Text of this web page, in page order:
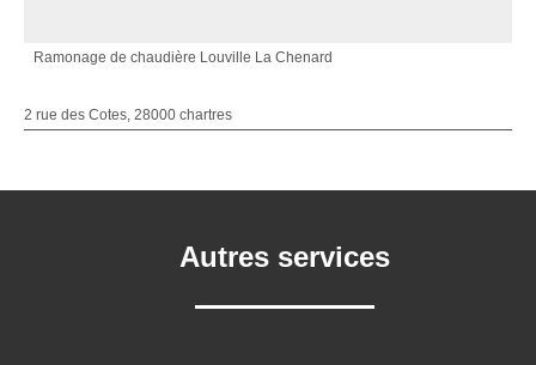
Ramonage de chaudière Louville La Chenard
2 rue des Cotes, 28000 chartres
Autres services